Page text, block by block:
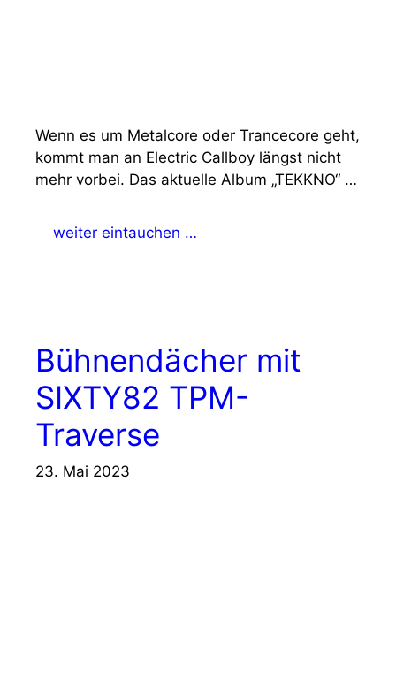
Wenn es um Metalcore oder Trancecore geht,
kommt man an Electric Callboy längst nicht
mehr vorbei. Das aktuelle Album „TEKKNO“ …
weiter eintauchen …
Bühnendächer mit
SIXTY82 TPM-
Traverse
23. Mai 2023